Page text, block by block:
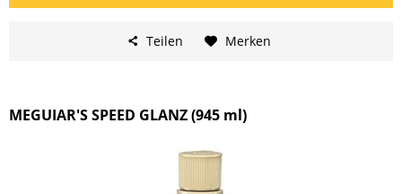
Teilen Merken
MEGUIAR'S SPEED GLANZ (945 ml)